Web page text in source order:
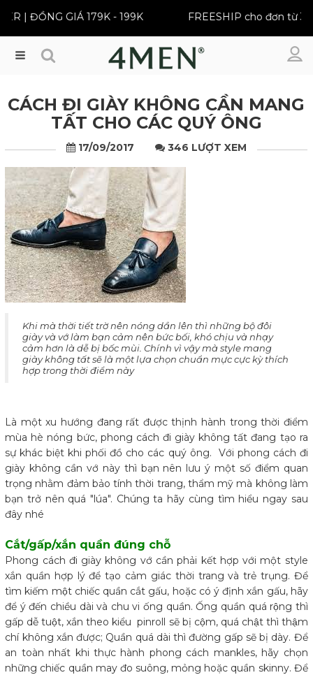
| ĐỒNG GIÁ 179K - 199K FREESHIP cho đơn từ 399K
Menu
CÁCH ĐI GIÀY KHÔNG CẦN MANG
TẤT CHO CÁC QUÝ ÔNG
17/09/2017 346 LƯỢT XEM
​Khi mà thời tiết trờ nên nóng dần lên thì những bộ đôi
giày và vớ làm bạn cảm nên bức bối, khó chịu và nhạy
cảm hơn là dễ bị bốc mùi. Chính vì vậy mà style mang
giày không tất sẽ là một lựa chọn chuẩn mực cực kỳ thích
hợp trong thời điểm này
Là một xu hướng đang rất được thịnh hành trong thời điểm
mùa hè nóng bức, phong cách đi giày không tất đang tạo ra
sự khác biệt khi phối đồ cho các quý ông. Với phong cách đi
giày không cần vớ này thì bạn nên lưu ý một số điểm quan
trọng nhằm đảm bảo tính thời trang, thẩm mỹ mà không làm
bạn trở nên quá "lúa". Chúng ta hãy cùng tìm hiểu ngay sau
đây nhé
Cắt/gấp/xắn quần đúng chỗ
Phong cách đi giày không vớ cần phải kết hợp với một style
xắn quần hợp lý để tạo cảm giác thời trang và trẻ trụng. Để
tìm kiếm một chiếc quần cắt gấu, hoặc có ý định xắn gấu, hãy
để ý đến chiều dài và chu vi ống quần. Ống quần quá rộng thì
gấp dễ tuột, xắn theo kiểu pinroll sẽ bị cộm, quá chật thì thậm
chí không xắn được; Quần quá dài thì đường gấp sẽ bị dày. Để
an toàn nhất khi thực hành phong cách mankles, hãy chọn
những chiếc quần may đo suông, mỏng hoặc quần skinny. Để